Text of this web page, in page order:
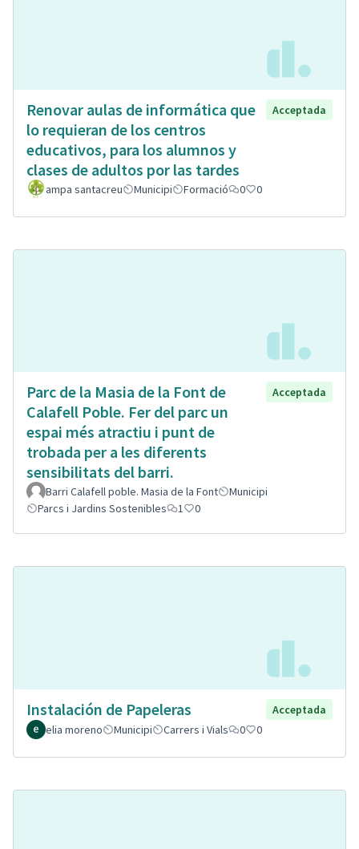
Renovar aulas de informática que
lo requieran de los centros
educativos, para los alumnos y
clases de adultos por las tardes
Acceptada
ampa santacreu Municipi Formació 0 0
Parc de la Masia de la Font de
Calafell Poble. Fer del parc un
espai més atractiu i punt de
trobada per a les diferents
sensibilitats del barri.
Acceptada
Barri Calafell poble. Masia de la Font
Municipi
Parcs i Jardins Sostenibles
1 0
Instalación de Papeleras
Acceptada
elia moreno
Municipi Carrers i Vials 0 0